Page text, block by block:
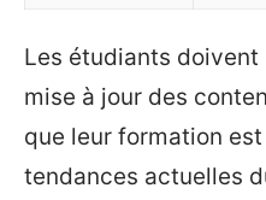
Les étudiants
mise à jour des
que leur formation
tendances actuelles